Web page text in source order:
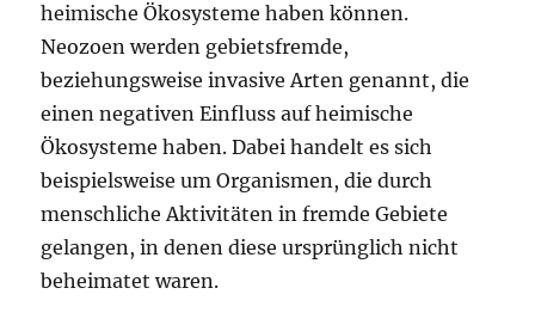
heimische Ökosysteme haben können.
Neozoen werden gebietsfremde,
beziehungsweise invasive Arten genannt, die
einen negativen Einfluss auf heimische
Ökosysteme haben. Dabei handelt es sich
beispielsweise um Organismen, die durch
menschliche Aktivitäten in fremde Gebiete
gelangen, in denen diese ursprünglich nicht
beheimatet waren.